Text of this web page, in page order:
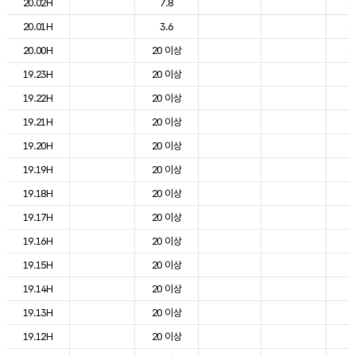
20.02H
7.8
20.01H
3.6
20.00H
20 이상
19.23H
20 이상
19.22H
20 이상
19.21H
20 이상
19.20H
20 이상
19.19H
20 이상
19.18H
20 이상
19.17H
20 이상
19.16H
20 이상
19.15H
20 이상
19.14H
20 이상
19.13H
20 이상
19.12H
20 이상